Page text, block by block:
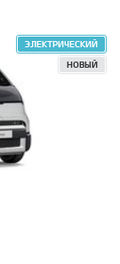
ЭЛЕКТРИЧЕСКИЙ
НОВЫЙ